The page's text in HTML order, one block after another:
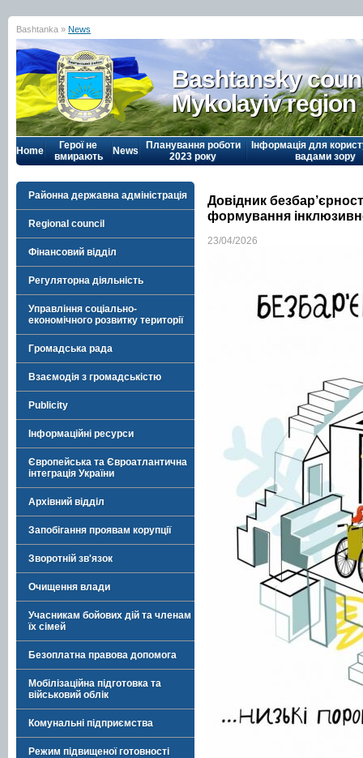
Bashtanka » News
Bashtansky
Mykolayiv region
Home
Герої не
вмирають
News
Планування роботи
2023 року
Інформація для
вадами зору
Районна державна адміністрація
Regional council
Фінансовий відділ
Регуляторна діяльність
Управління соціально-
економічного розвитку території
Громадська рада
Взаємодія з громадськістю
Publicity
Інформаційні ресурси
Європейська та Євроатлантична
інтеграція України
Архівний відділ
Запобігання проявам корупції
Зворотній зв'язок
Очищення влади
Учасникам бойових дій та членам
їх сімей
Безоплатна правова допомога
Мобілізаційна підготовка та
військовий облік
Комунальні підприємства
Режим підвищеної готовності
Довідник
формування
23/04/2026